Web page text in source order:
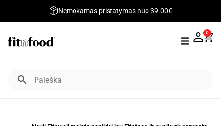
Nemokamas pristatymas nuo 39.00€
0